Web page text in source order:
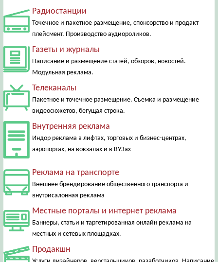
Радиостанции
Точечное и пакетное размещение, спонсорство и продакт
плейсмент. Производство аудиороликов.
Газеты и журналы
Написание и размещение статей, обзоров, новостей.
Модульная реклама.
Телеканалы
Пакетное и точечное размещение. Съемка и размещение
видеосюжетов, бегущая строка.
Внутренняя реклама
Индор реклама в лифтах, торговых и бизнес-центрах,
аэропортах, на вокзалах и в ВУЗах
Реклама на транспорте
Внешнее брендирование общественного транспорта и
внутрисалонная реклама
Местные порталы и интернет реклама
Баннеры, статьи и таргетированная онлайн реклама на
местных и сетевых площадках.
Продакшн